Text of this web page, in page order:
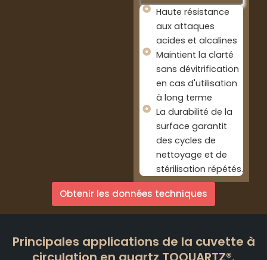
Haute résistance
aux attaques
acides et alcalines
Maintient la clarté
sans dévitrification
en cas d'utilisation
à long terme
La durabilité de la
surface garantit
des cycles de
nettoyage et de
stérilisation répétés.
Obtenir les données techniques
Principales applications de la cuvette à